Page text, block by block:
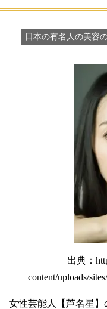
日本の有名人の美容
出典：
content/uploads/
女性芸能人【芦名星